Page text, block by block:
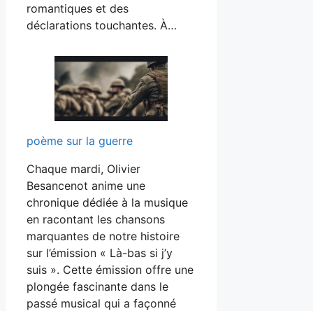
romantiques et des
déclarations touchantes. À…
poème sur la guerre
Chaque mardi, Olivier
Besancenot anime une
chronique dédiée à la musique
en racontant les chansons
marquantes de notre histoire
sur l’émission « Là-bas si j’y
suis ». Cette émission offre une
plongée fascinante dans le
passé musical qui a façonné